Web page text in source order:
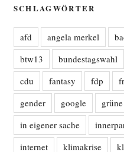
SCHLAGWÖRTER
afd angela merkel
btw13
bundestagswahl
cdu
fantasy fdp
gender
google grüne
in eigener sache
internet
klimakrise